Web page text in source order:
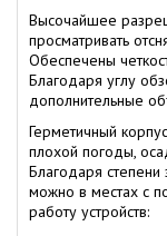
Высочайшее
просматривать
Обеспечены
Благодаря углу
дополнительные
Герметичный
плохой погоды,
Благодаря
можно в местах с
работу устройств: